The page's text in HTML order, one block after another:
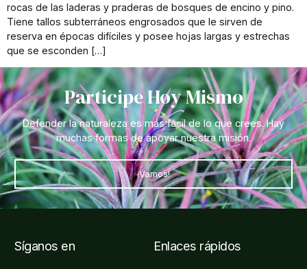
rocas de las laderas y praderas de bosques de encino y pino.
Tiene tallos subterráneos engrosados que le sirven de
reserva en épocas difíciles y posee hojas largas y estrechas
que se esconden […]
Participe Hoy Mismo
Defender la naturaleza es más fácil de lo que crees. Hay
muchas formas de apoyar nuestra misión.
¡Vamos!
Síganos en Enlaces rápidos